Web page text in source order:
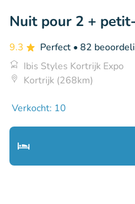
Nuit pour 2 +
9.3 Perfect • 82
Ibis Styles Kortrijk Expo
Kortrijk (268km)
Verkocht: 10